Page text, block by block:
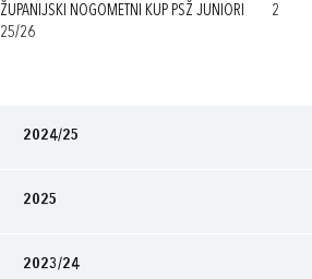
ŽUPANIJSKI NOGOMETNI KUP PSŽ JUNIORI
25/26
2
2024/25
2025
2023/24